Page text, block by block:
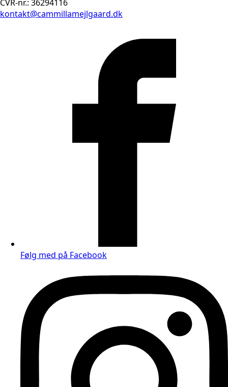
CVR-nr.: 36294116
kontakt@cammillamejlgaard.dk
Følg med på Facebook